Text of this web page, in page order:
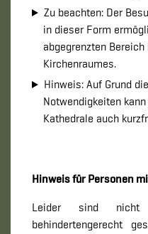
Zu beachten: Der
in dieser Form
abgegrenzten
Kirchenraumes.
Hinweis: Auf Grund
Notwendigkeiten
Kathedrale auch
Hinweis für Personen
Leider sind
behindertengerecht